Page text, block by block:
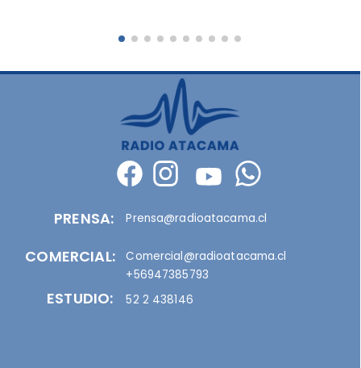
PRENSA:
COMERCIAL:
Prensa@radioatacama.cl
Comercial@radioatacama.cl
+56947385793
ESTUDIO: 52 2 438146